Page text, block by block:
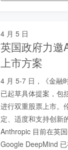
4 月 5 日
英国政府力邀
上市方案
4 月 5-7 日，《金融
已起草具体提案，包
进行双重股票上市。
定、适度和支持创新
Anthropic 目前在英
Google DeepMind